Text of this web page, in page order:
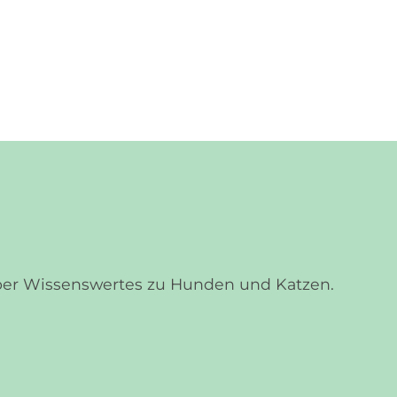
Wissenswertes zu Hunden und Katzen.